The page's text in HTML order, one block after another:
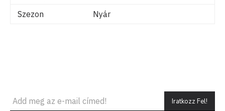
Szezon
Nyár
Iratkozz Fel!